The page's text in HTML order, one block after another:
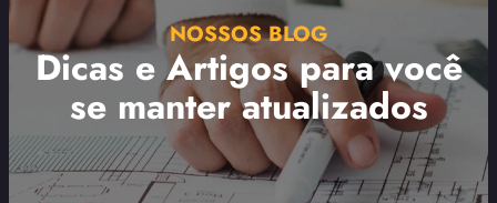
NOSSOS BLOG
Dicas e Artigos para você
se manter atualizados